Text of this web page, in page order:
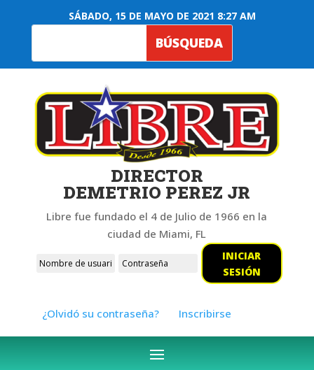
SÁBADO, 15 DE MAYO DE 2021 8:27 AM
DIRECTOR
DEMETRIO PEREZ JR
Libre fue fundado el 4 de Julio de 1966 en la
ciudad de Miami, FL
INICIAR
SESIÓN
¿Olvidó su contraseña? Inscribirse